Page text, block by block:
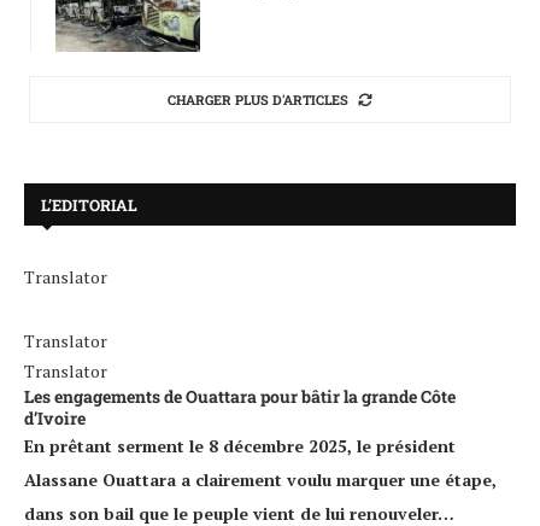
CHARGER PLUS D'ARTICLES
L’EDITORIAL
Translator
Translator
Translator
Les engagements de Ouattara pour bâtir la grande Côte
d’Ivoire
En prêtant serment le 8 décembre 2025, le président
Alassane Ouattara a clairement voulu marquer une étape,
dans son bail que le peuple vient de lui renouveler…